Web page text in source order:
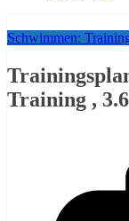
Schwimmen:
Training ,